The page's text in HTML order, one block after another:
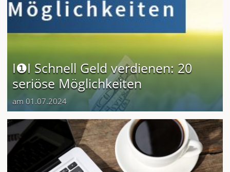
I❶I Schnell Geld verdienen: 20
seriöse Möglichkeiten
am 01.07.2024